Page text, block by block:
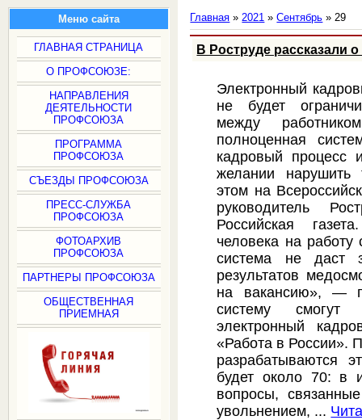
Меню сайта
ГЛАВНАЯ СТРАНИЦА
О ПРОФСОЮЗЕ:
НАПРАВЛЕНИЯ
ДЕЯТЕЛЬНОСТИ
ПРОФСОЮЗА
ПРОГРАММА
ПРОФСОЮЗА
СЪЕЗДЫ ПРОФСОЮЗА
ПРЕСС-СЛУЖБА
ПРОФСОЮЗА
ФОТОАРХИВ
ПРОФСОЮЗА
ПАРТНЕРЫ ПРОФСОЮЗА
ОБЩЕСТВЕННАЯ
ПРИЕМНАЯ
Главная »2021 » Сентябрь » 29
В Роструде рассказали
Электронный
не будет
между
полноценная
кадровый
желании нарушить
этом на
руководитель
Российская
человека на
система не даст
результатов
на вакансию», —
систему смогут
электронный
«Работа в России».
разрабатываются
будет около 70: в
вопросы,
увольнением, ...